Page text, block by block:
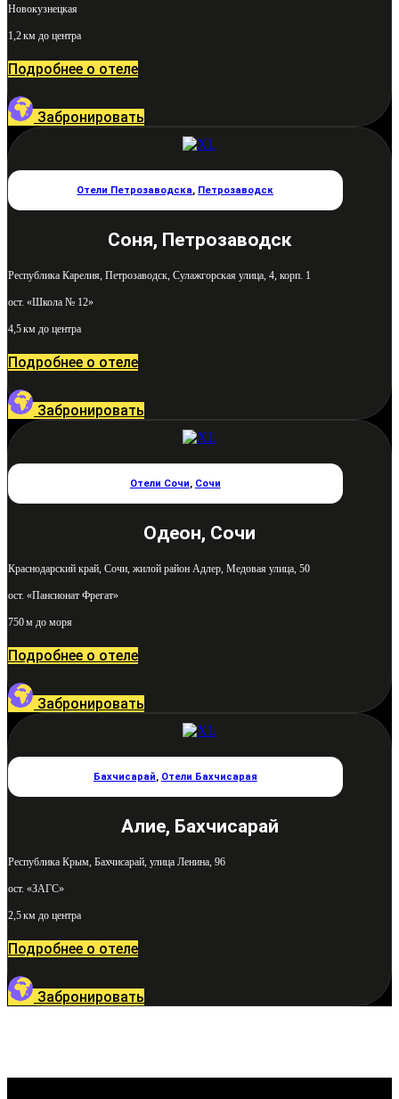
Новокузнецкая
1,2 км до центра
Подробнее о отеле
Забронировать
Отели Петрозаводска, Петрозаводск
Соня, Петрозаводск
Республика Карелия, Петрозаводск, Сулажгорская улица, 4, корп. 1
ост. «Школа № 12»
4,5 км до центра
Подробнее о отеле
Забронировать
Отели Сочи, Сочи
Одеон, Сочи
Краснодарский край, Сочи, жилой район Адлер, Медовая улица, 50
ост. «Пансионат Фрегат»
750 м до моря
Подробнее о отеле
Забронировать
Бахчисарай, Отели Бахчисарая
Алие, Бахчисарай
Республика Крым, Бахчисарай, улица Ленина, 96
ост. «ЗАГС»
2,5 км до центра
Подробнее о отеле
Забронировать